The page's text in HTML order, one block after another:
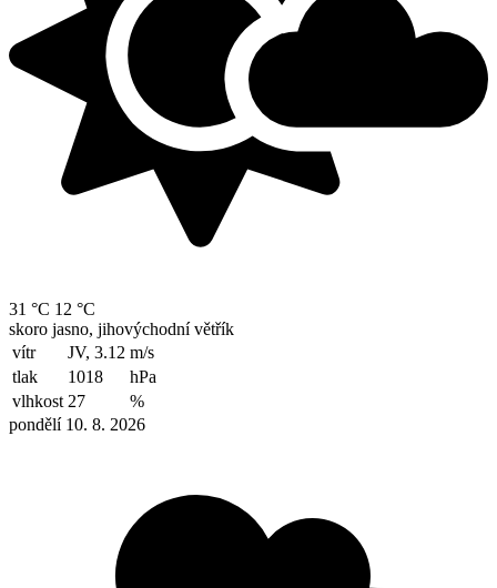
31 °C 12 °C
skoro jasno, jihovýchodní větřík
vítr
JV, 3.12 m/s
tlak
1018
hPa
vlhkost 27
%
pondělí 10. 8. 2026